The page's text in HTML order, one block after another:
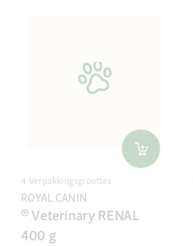
4 Verpakkingsgroottes
ROYAL CANIN
® Veterinary RENAL
400 g